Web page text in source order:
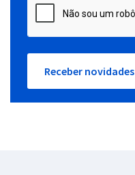
Receber novidades